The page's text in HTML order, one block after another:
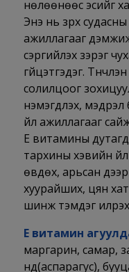
нөлөөнөөс эсийг
Энэ нь зүрх
ажиллагааг
сэргийлэх зэрэг
гүйцэтгэдэг.
солилцоог
нэмэгдүүлэх,
үйл ажиллагааг
Е витамины
тархины хэвийн
өвдөх, арьсан дээр
хуурайших, цян
шинж тэмдэг
Е витамин
маргарин, самар,
нүд(аспарагус),